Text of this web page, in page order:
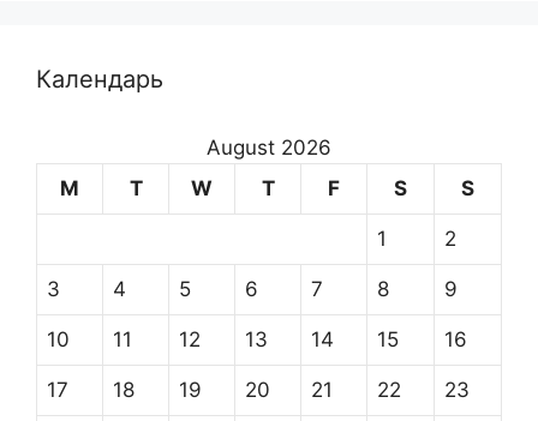
Календарь
August 2026
M
T W T F S S
1 2
3 4 5 6 7 8 9
10 11 12 13 14 15 16
17 18 19 20 21 22 23